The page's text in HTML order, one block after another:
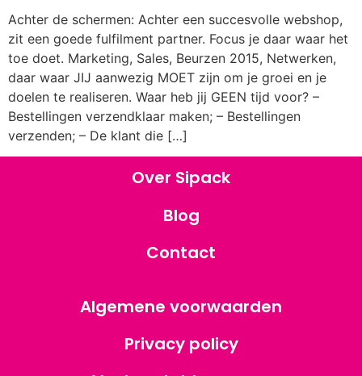
Achter de schermen: Achter een succesvolle webshop,
zit een goede fulfilment partner. Focus je daar waar het
toe doet. Marketing, Sales, Beurzen 2015, Netwerken,
daar waar JIJ aanwezig MOET zijn om je groei en je
doelen te realiseren. Waar heb jij GEEN tijd voor? –
Bestellingen verzendklaar maken; – Bestellingen
verzenden; – De klant die […]
Over Sipack
Blog
Contact
Algemene voorwaarden
Privacy policy